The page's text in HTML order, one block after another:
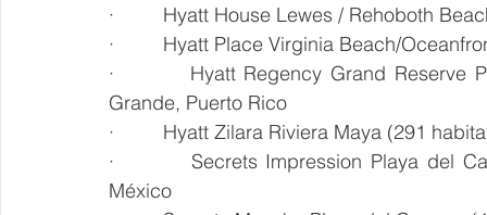
·         Hyatt House Lewes / Rehoboth
·         Hyatt Place Virginia Beach/
·         Hyatt Regency Grand Reserve
Grande, Puerto Rico
·         Hyatt Zilara Riviera Maya (291
·         Secrets Impression Playa del
México